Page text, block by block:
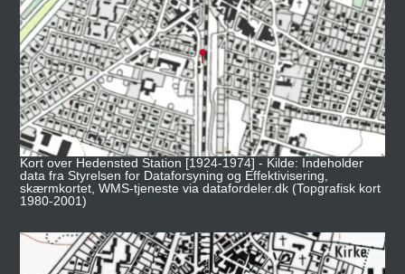
Kort over Hedensted Station [1924-1974] - Kilde: Indeholder
data fra Styrelsen for Dataforsyning og Effektivisering,
skærmkortet, WMS-tjeneste via datafordeler.dk (Topgrafisk kort
1980-2001)